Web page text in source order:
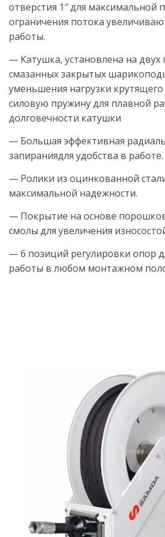
отверстия 1″ для максимальной
ограничения потока
работы.
— Катушка, установлена на двух
смазанных закрытых
уменьшения нагрузки
силовую пружину для плавной
долговечности катушки
— Большая эффективная
запираниядля удобства в работе.
— Ролики из оцинкованной
максимальной надежности.
— Покрытие на основе
смолы для увеличения
— 6 позиций регулировки опор
работы в любом монтажном